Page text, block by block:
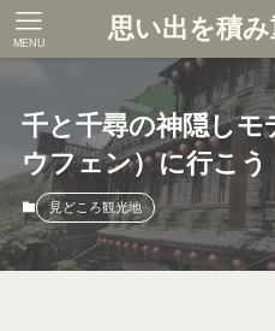
思い出を積
MENU
千と千尋の神隠し
ウフェン）に行こう
見どころ観光地